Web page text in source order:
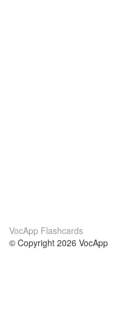
VocApp Flashcards
© Copyright 2026 VocApp